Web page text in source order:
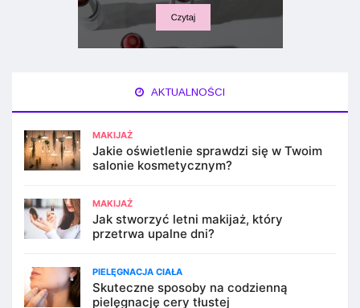
AKTUALNOŚCI
MAKIJAŻ
Jakie oświetlenie sprawdzi się w Twoim
salonie kosmetycznym?
MAKIJAŻ
Jak stworzyć letni makijaż, który
przetrwa upalne dni?
PIELĘGNACJA CIAŁA
Skuteczne sposoby na codzienną
pielęgnację cery tłustej